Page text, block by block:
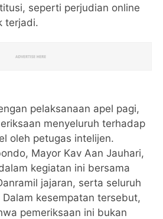
seperti perjudian online
terjadi.
pelaksanaan apel pagi,
menyeluruh terhadap
oleh petugas intelijen.
Mayor Kav Aan Jauhari,
kegiatan ini bersama
jajaran, serta seluruh
kesempatan tersebut,
pemeriksaan ini bukan